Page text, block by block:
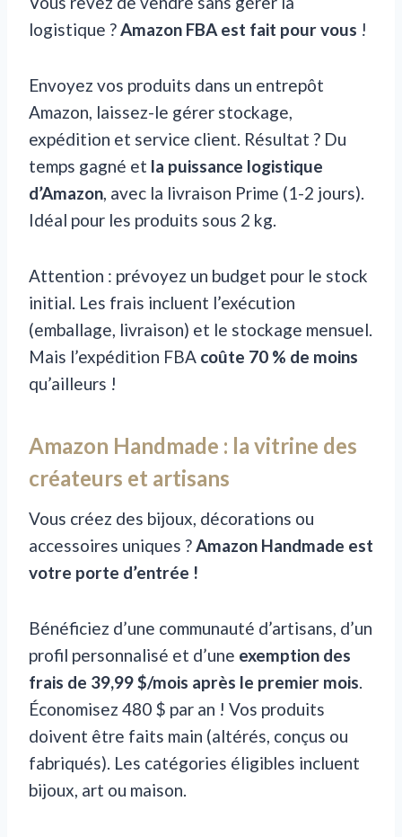
logistique ?Amazon FBA est fait pour vous !
Envoyez vos produits dans un entrepôt
Amazon, laissez-le gérer stockage,
expédition et service client. Résultat ? Du
temps gagné et la puissance logistique
d’Amazon, avec la livraison Prime (1-2 jours).
Idéal pour les produits sous 2 kg.
Attention : prévoyez un budget pour le stock
initial. Les frais incluent l’exécution
(emballage, livraison) et le stockage mensuel.
Mais l’expédition FBA coûte 70 % de moins
qu’ailleurs !
Amazon Handmade : la vitrine des
créateurs et artisans
Vous créez des bijoux, décorations ou
accessoires uniques ?Amazon Handmade est
votre porte d’entrée !
Bénéficiez d’une communauté d’artisans, d’un
profil personnalisé et d’une exemption des
frais de 39,99 $/mois après le premier mois.
Économisez 480 $ par an ! Vos produits
doivent être faits main (altérés, conçus ou
fabriqués). Les catégories éligibles incluent
bijoux, art ou maison.